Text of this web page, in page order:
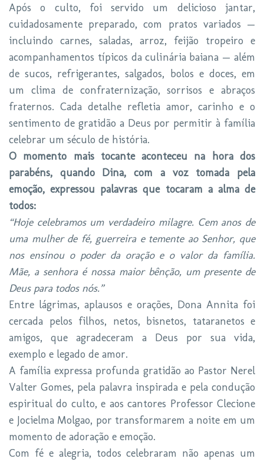
Após o culto, foi servido um delicioso jantar,
cuidadosamente preparado, com pratos variados —
incluindo carnes, saladas, arroz, feijão tropeiro e
acompanhamentos típicos da culinária baiana — além
de sucos, refrigerantes, salgados, bolos e doces, em
um clima de confraternização, sorrisos e abraços
fraternos. Cada detalhe refletia amor, carinho e o
sentimento de gratidão a Deus por permitir à família
celebrar um século de história.
O momento mais tocante aconteceu na hora dos
parabéns, quando Dina, com a voz tomada pela
emoção, expressou palavras que tocaram a alma de
todos:
“Hoje celebramos um verdadeiro milagre. Cem anos de
uma mulher de fé, guerreira e temente ao Senhor, que
nos ensinou o poder da oração e o valor da família.
Mãe, a senhora é nossa maior bênção, um presente de
Deus para todos nós.”
Entre lágrimas, aplausos e orações, Dona Annita foi
cercada pelos filhos, netos, bisnetos, tataranetos e
amigos, que agradeceram a Deus por sua vida,
exemplo e legado de amor.
A família expressa profunda gratidão ao Pastor Nerel
Valter Gomes, pela palavra inspirada e pela condução
espiritual do culto, e aos cantores Professor Clecione
e Jocielma Molgao, por transformarem a noite em um
momento de adoração e emoção.
Com fé e alegria, todos celebraram não apenas um